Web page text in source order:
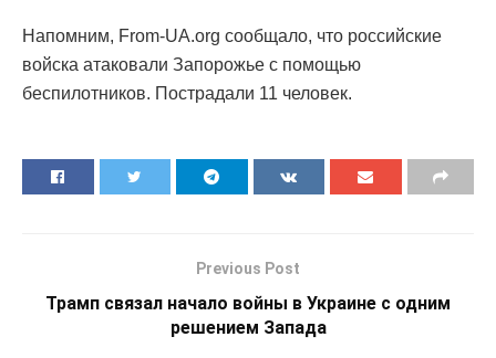
Напомним, From-UA.org сообщало, что российские
войска атаковали Запорожье с помощью
беспилотников. Пострадали 11 человек.
Previous Post
Трамп связал начало войны в Украине с одним
решением Запада